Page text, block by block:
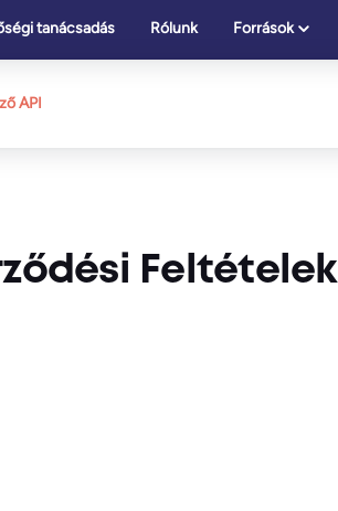
tanácsadás Rólunk Források
API
Feltételek